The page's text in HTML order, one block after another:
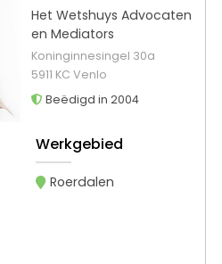
Het Wetshuys Advocaten
en Mediators
Koninginnesingel 30a
5911 KC Venlo
Beëdigd in 2004
Werkgebied
Roerdalen